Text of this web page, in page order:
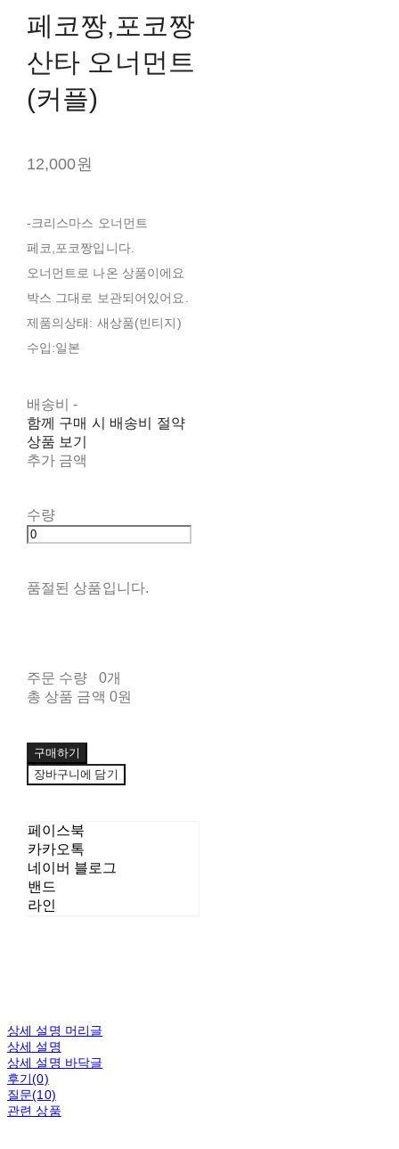
페코짱,포코짱
산타 오너먼트
(커플)
12,000원
-크리스마스 오너먼트
페코,포코짱입니다.
오너먼트로 나온 상품이에요
박스 그대로 보관되어있어요.
제품의상태: 새상품(빈티지)
수입:일본
배송비-
함께 구매 시 배송비 절약
상품 보기
추가 금액
수량
품절된 상품입니다.
주문 수량
0개
총 상품 금액 0원
구매하기
장바구니에 담기
페이스북
카카오톡
네이버 블로그
밴드
라인
상세 설명 머리글
상세 설명
상세 설명 바닥글
후기(0)
질문(10)
관련 상품